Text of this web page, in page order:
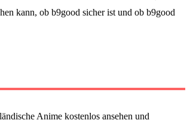
kann, ob b9good sicher ist und ob b9good
Anime kostenlos ansehen und